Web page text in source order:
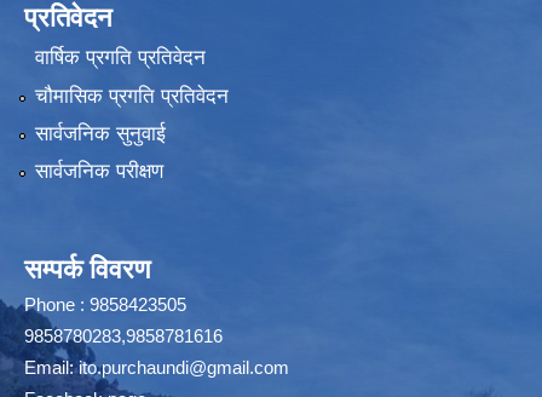
प्रतिवेदन
वार्षिक प्रगति प्रतिवेदन
चौमासिक प्रगति प्रतिवेदन
सार्वजनिक सुनुवाई
सार्वजनिक परीक्षण
सम्पर्क विवरण
Phone : 9858423505
9858780283,9858781616
Email:ito.purchaundi@gmail.com